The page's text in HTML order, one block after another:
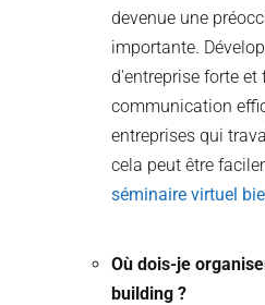
devenue une
importante.
d'entreprise forte
communication
entreprises qui
cela peut être
séminaire virtuel
Où dois-je
building ?